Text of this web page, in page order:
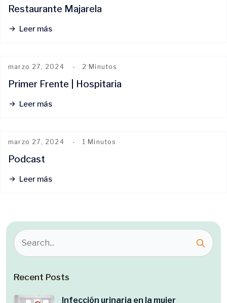
Restaurante Majarela
Leer más
marzo 27, 2024 2 Minutos
Primer Frente | Hospitaria
Leer más
marzo 27, 2024 1 Minutos
Podcast
Leer más
Recent Posts
Infección urinaria en la mujer